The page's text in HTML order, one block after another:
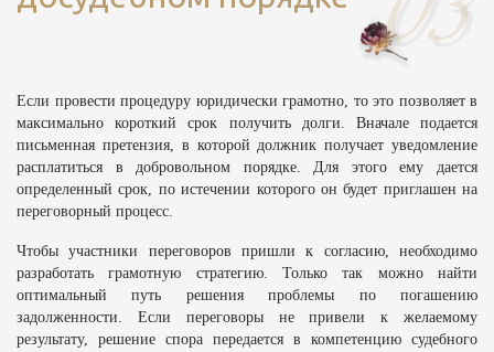
Если провести процедуру юридически грамотно, то это позволяет в
максимально короткий срок получить долги. Вначале подается
письменная претензия, в которой должник получает уведомление
расплатиться в добровольном порядке. Для этого ему дается
определенный срок, по истечении которого он будет приглашен на
переговорный процесс.
Чтобы участники переговоров пришли к согласию, необходимо
разработать грамотную стратегию. Только так можно найти
оптимальный путь решения проблемы по погашению
задолженности. Если переговоры не привели к желаемому
результату, решение спора передается в компетенцию судебного